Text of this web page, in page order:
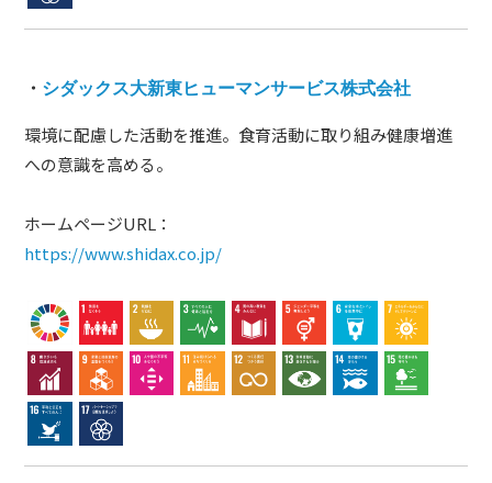
・ シダックス大新東ヒューマンサービス株式会社
環境に配慮した活動を推進。食育活動に取り組み健康増進
への意識を高める。
ホームページURL：
https://www.shidax.co.jp/